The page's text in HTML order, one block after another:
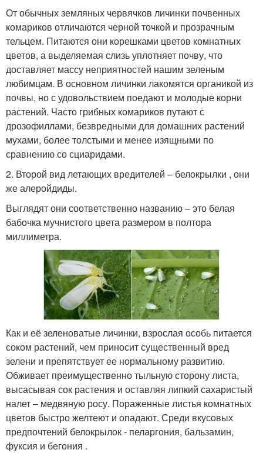
От обычных земляных червячков личинки почвенных
комариков отличаются черной точкой и прозрачным
тельцем. Питаются они корешками цветов комнатных
цветов, а выделяемая слизь уплотняет почву, что
доставляет массу неприятностей нашим зеленым
любимцам. В основном личинки лакомятся органикой из
почвы, но с удовольствием поедают и молодые корни
растений. Часто грибных комариков путают с
дрозофиллами, безвредными для домашних растений
мухами, более толстыми и менее изящными по
сравнению со сциаридами.
2. Второй вид летающих вредителей – белокрылки , они
же алеройдиды.
Выглядят они соответственно названию – это белая
бабочка мучнистого цвета размером в полтора
миллиметра.
Как и её зеленоватые личинки, взрослая особь питается
соком растений, чем приносит существенный вред
зелени и препятствует ее нормальному развитию.
Обживает преимущественно тыльную сторону листа,
высасывая сок растения и оставляя липкий сахаристый
налет – медвяную росу. Пораженные листья комнатных
цветов быстро желтеют и опадают. Среди вкусовых
предпочтений белокрылок - пеларгония, бальзамин,
фуксия и бегония .